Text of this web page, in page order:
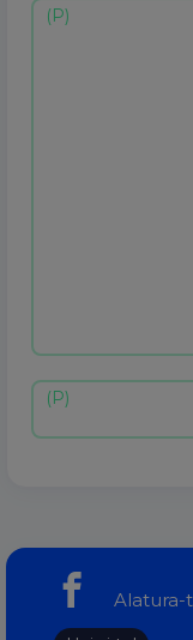
Alatura-